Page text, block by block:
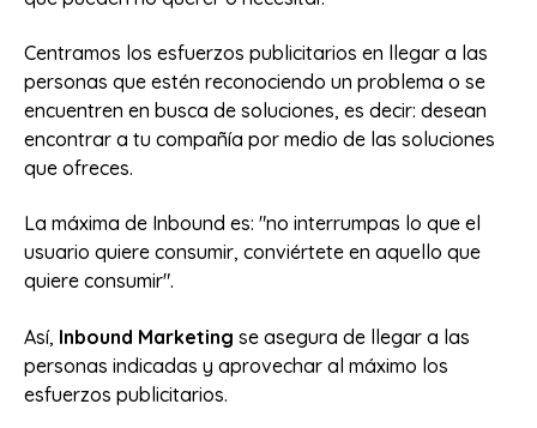
Centramos los esfuerzos publicitarios en llegar a las
personas que estén reconociendo un problema o se
encuentren en busca de soluciones, es decir: desean
encontrar a tu compañía por medio de las soluciones
que ofreces.
La máxima de Inbound es: "no interrumpas lo que el
usuario quiere consumir, conviértete en aquello que
quiere consumir".
Así, Inbound Marketing se asegura de llegar a las
personas indicadas y aprovechar al máximo los
esfuerzos publicitarios.